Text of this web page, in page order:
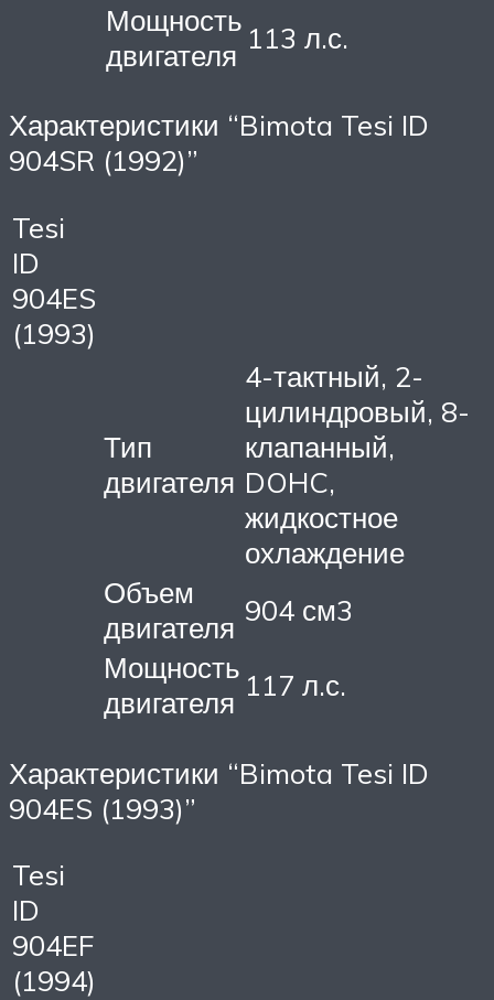
Мощность
двигателя 113 л.с.
Характеристики “Bimota Tesi ID
904SR (1992)”
Tesi
ID
904ES
(1993)
Тип
двигателя
4-тактный, 2-
цилиндровый, 8-
клапанный,
DOHC,
жидкостное
охлаждение
Объем
двигателя 904 см3
Мощность
двигателя 117 л.с.
Характеристики “Bimota Tesi ID
904ES (1993)”
Tesi
ID
904EF
(1994)